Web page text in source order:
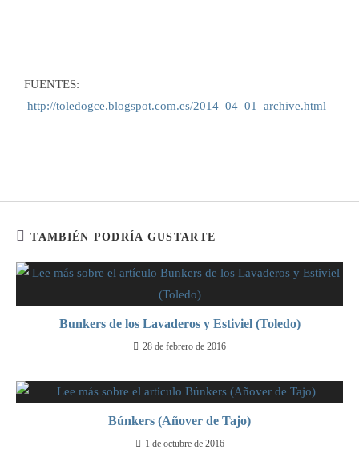
FUENTES:
http://toledogce.blogspot.com.es/2014_04_01_archive.html
TAMBIÉN PODRÍA GUSTARTE
Bunkers de los Lavaderos y Estiviel (Toledo)
28 de febrero de 2016
Búnkers (Añover de Tajo)
1 de octubre de 2016